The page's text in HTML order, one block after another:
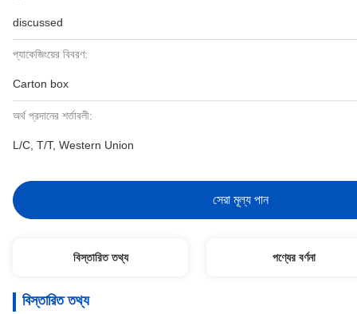
discussed
প্যাকেজিংয়ের বিবরণ:
Carton box
অর্থ প্রদানের শর্তাবলী:
L/C, T/T, Western Union
সেরা মূল্য পান
বিস্তারিত তথ্য পণ্যের বর্ণনা
বিস্তারিত তথ্য